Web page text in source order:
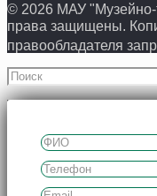
© 2026 МАУ "Музейно-
права защищены.
правообладателя